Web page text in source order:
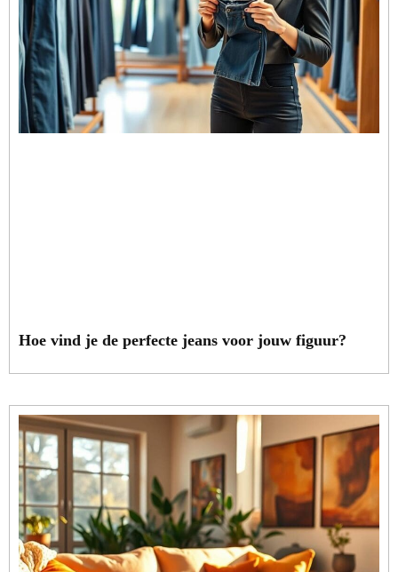
Hoe vind je de perfecte jeans voor jouw figuur?